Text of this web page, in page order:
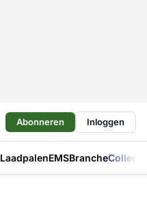
Abonneren Inloggen
LaadpalenEMSBranche